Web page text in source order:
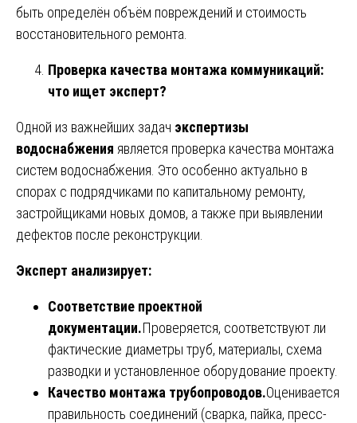
быть определён объём повреждений и стоимость
восстановительного ремонта.
Проверка качества монтажа коммуникаций:
что ищет эксперт?
Одной из важнейших задач экспертизы
водоснабжения является проверка качества монтажа
систем водоснабжения. Это особенно актуально в
спорах с подрядчиками по капитальному ремонту,
застройщиками новых домов, а также при выявлении
дефектов после реконструкции.
Эксперт анализирует:
Соответствие проектной
документации.Проверяется, соответствуют ли
фактические диаметры труб, материалы, схема
разводки и установленное оборудование проекту.
Качество монтажа трубопроводов.Оценивается
правильность соединений (сварка, пайка, пресс-